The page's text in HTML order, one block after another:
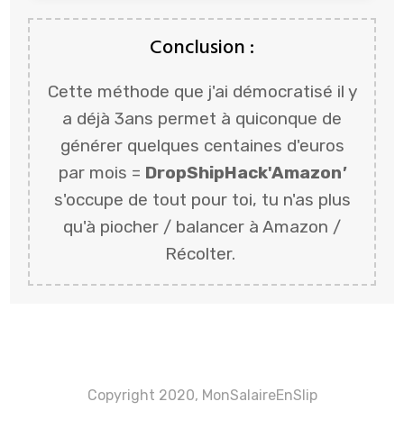
Conclusion :
Cette méthode que j'ai démocratisé il y
a déjà 3ans permet à quiconque de
générer quelques centaines d'euros
par mois = DropShipHack'Amazon'
s'occupe de tout pour toi, tu n'as plus
qu'à piocher / balancer à Amazon /
Récolter.
Copyright 2020, MonSalaireEnSlip